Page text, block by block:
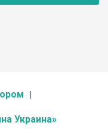
Украина»